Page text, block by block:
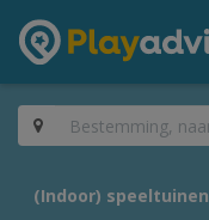
(Indoor) speeltuinen